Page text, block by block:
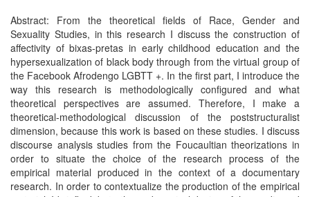
Abstract: From the theoretical fields of Race, Gender and
Sexuality Studies, in this research I discuss the construction of
affectivity of bixas-pretas in early childhood education and the
hypersexualization of black body through from the virtual group of
the Facebook Afrodengo LGBTT +. In the first part, I introduce the
way this research is methodologically configured and what
theoretical perspectives are assumed. Therefore, I make a
theoretical-methodological discussion of the poststructuralist
dimension, because this work is based on these studies. I discuss
discourse analysis studies from the Foucaultian theorizations in
order to situate the choice of the research process of the
empirical material produced in the context of a documentary
research. In order to contextualize the production of the empirical